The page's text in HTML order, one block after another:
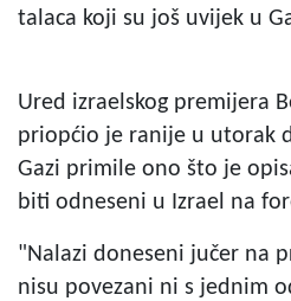
talaca koji su još uvijek u
Ured izraelskog premijera
priopćio je ranije u utorak
Gazi primile ono što je
biti odneseni u Izrael na
"Nalazi doneseni jučer na
nisu povezani ni s jednim